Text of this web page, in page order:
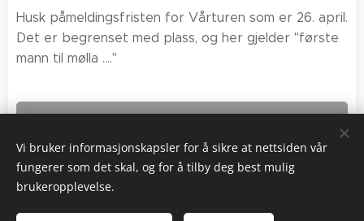
Husk påmeldingsfristen for Vårturen som er 26. april.
Det er begrenset med plass, og her gjelder "første
mann til mølla ...."
MONGSTAD 2024
Vi bruker informasjonskapsler for å sikre at nettsiden vår
fungerer som det skal, og for å tilby deg best mulig
brukeropplevelse.